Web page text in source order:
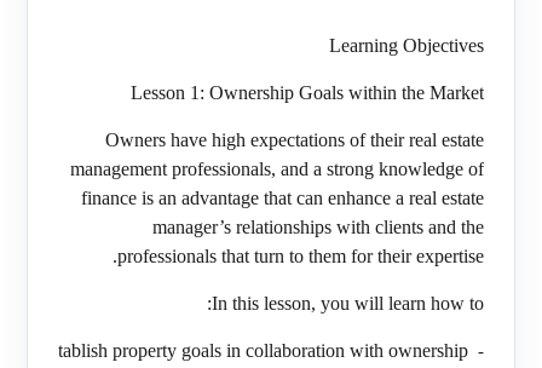
Learning Objectives
Lesson 1: Ownership Goals within the Market
Owners have high expectations of their real estate
management professionals, and a strong knowledge of
finance is an advantage that can enhance a real estate
manager’s relationships with clients and the
professionals that turn to them for their expertise.
In this lesson, you will learn how to:
-
Establish property goals in collaboration with ownership